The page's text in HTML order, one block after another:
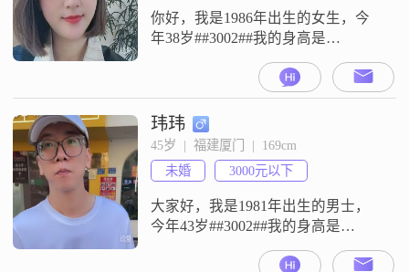
你好，我是1986年出生的女生，今
年38岁##3002##我的身高是
5001到8000元这个区间##3002##我
的工作地点在厦门##3002##我的学
历是高中及以下##3002##关于我的
个人特点，我平时比较注重健康管
理##3002##我会通过跑步和健身来
保持身体状态##30
玮玮
45岁  |  福建厦门  |  169cm
未婚
3000元以下
大家好，我是1981年出生的男士，
今年43岁##3002##我的身高是
##3002##我现在的工作地在厦门